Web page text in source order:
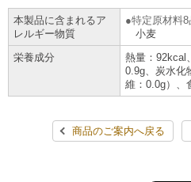
チケット
各種料金のお支払い
CNプレイガイド
国内店舗数
4VISIONS
サステナビリティニュース
サステナビリティレポート
Language
English (Corporate)
English (Services)
한국어(서비스)
本製品に含まれるア
レルギー物質
特定原材料8
小麦
栄養成分
熱量：92kcal
0.9g、炭水化
維：0.0g）、
商品のご案内へ戻る